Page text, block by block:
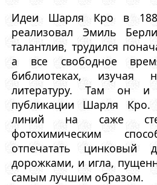
Идеи Шарля Кро в
реализовал Эмиль
талантлив, трудился
а все свободное
библиотеках, изучая
литературу. Там он
публикации Шарля Кро.
линий на саже
фотохимическим
отпечатать
дорожками, и игла,
самым лучшим образом.